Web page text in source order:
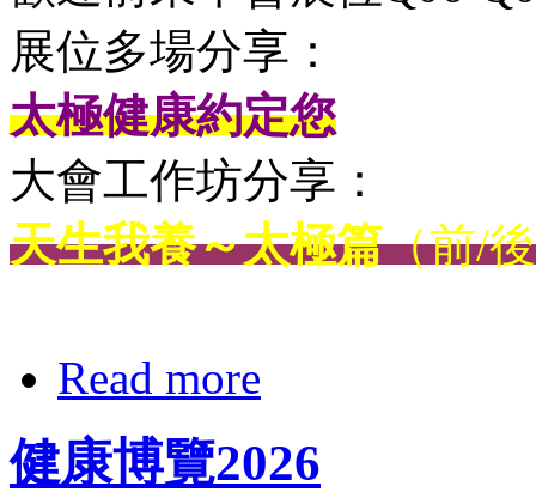
展位多場分享：
太極健康約定您
大會工作坊分享：
天生我養～太極篇（前/
Read more
健康博覽2026